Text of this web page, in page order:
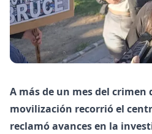
A más de un mes del crimen
movilización recorrió el
reclamó avances en la